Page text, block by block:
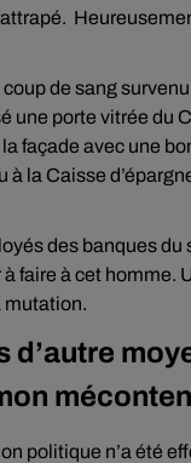
de sang
une porte vitrée du
façade avec une
à la Caisse
des banques du
faire à cet homme.
mutation.
d’autre
politique n’a été